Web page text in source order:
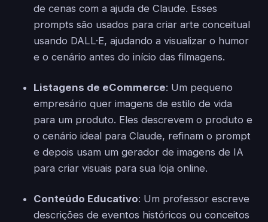
de cenas com a ajuda de Claude. Esses
prompts são usados para criar arte conceitual
usando DALL·E, ajudando a visualizar o humor
e o cenário antes do início das filmagens.
Listagens de eCommerce: Um pequeno
empresário quer imagens de estilo de vida
para um produto. Eles descrevem o produto e
o cenário ideal para Claude, refinam o prompt
e depois usam um gerador de imagens de IA
para criar visuais para sua loja online.
Conteúdo Educativo: Um professor escreve
descrições de eventos históricos ou conceitos